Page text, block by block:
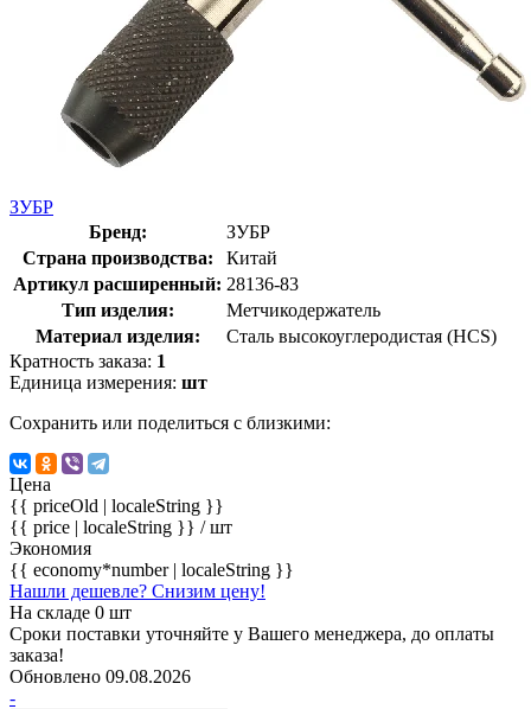
ЗУБР
Бренд:
ЗУБР
Страна производства:
Китай
Артикул расширенный: 28136-83
Тип изделия:
Метчикодержатель
Материал изделия:
Сталь высокоуглеродистая (HCS)
Кратность заказа: 1
Единица измерения: шт
Сохранить или поделиться с близкими:
Цена
{{ priceOld | localeString }}
{{ price | localeString }} / шт
Экономия
{{ economy*number | localeString }}
Нашли дешевле? Снизим цену!
На складе 0 шт
Сроки поставки уточняйте у Вашего менеджера, до оплаты
заказа!
Обновлено 09.08.2026
-